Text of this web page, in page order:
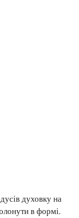
духовку на
в формі.